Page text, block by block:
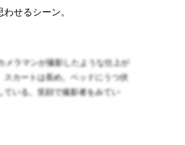
せるシーン。
メラマンが撮影したような仕上が
カートは長め。ベッドにうつ伏
いる。笑顔で撮影者をみてい